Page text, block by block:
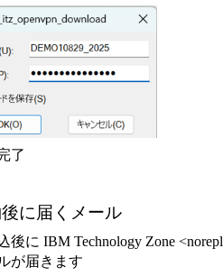
了
に届くメール
後に IBM Technology Zone
が届きます